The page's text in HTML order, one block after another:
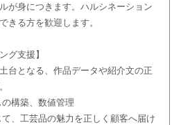
が身につきます。ハルシネーション
きる方を歓迎します。
グ支援】
台となる、作品データや紹介文の正
構築、数値管理
、工芸品の魅力を正しく顧客へ届け